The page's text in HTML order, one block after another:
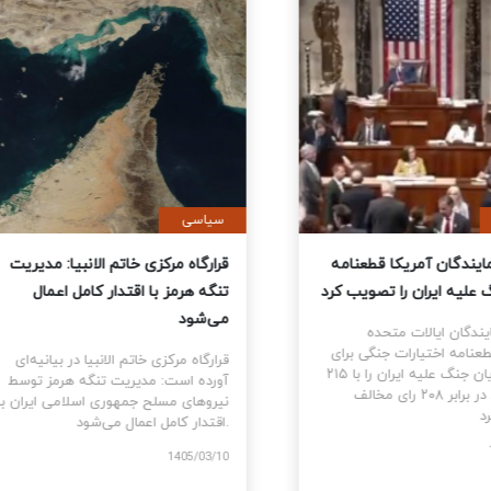
آمریکا قطعنامه
جنگ علیه ایران را تصویب کرد
ایالات متحده
قطعنامه اختیارات جنگی برای
رای موافق در برابر ۲۰۸ رای مخالف
سیاسی
قرارگاه مرکزی خاتم الانبیا:
تنگه هرمز با اقتدار کامل اعمال
می‌شود
قرارگاه مرکزی خاتم الانبیا در
آورده است: مدیریت تنگه هرمز
نیروهای مسلح جمهوری اسلامی
اقتدار کامل اعمال می‌شود.
1405/03/10